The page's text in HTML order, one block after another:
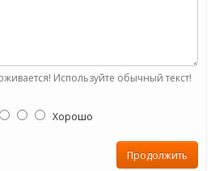
Используйте обычный текст!
Хорошо
Продолжить